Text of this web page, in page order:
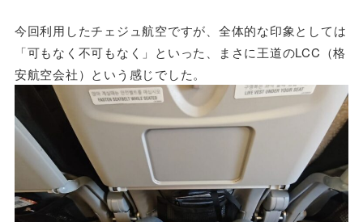
今回利用したチェジュ航空ですが、全体的な印象としては
「可もなく不可もなく」といった、まさに王道のLCC（格
安航空会社）という感じでした。